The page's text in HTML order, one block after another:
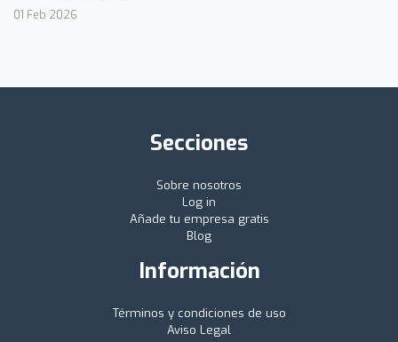
01 Feb 2026
Secciones
Sobre nosotros
Log in
Añade tu empresa gratis
Blog
Información
Términos y condiciones de uso
Aviso Legal